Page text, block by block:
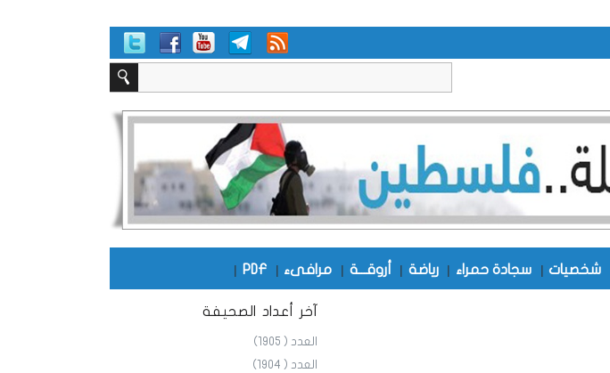
شخصيات | سجادة حمراء | رياضة | أروقـــة | مرافىء |
PDF
|
آخر أعداد الصحيفة
العدد ( 1905)
العدد ( 1904)